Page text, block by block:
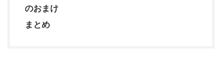
のおまけ
まとめ